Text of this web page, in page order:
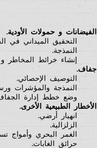
الفيضانات و حمولات الأودية.
التحقيق الميداني في
النمذجة.
إنشاء خرائط المخاطر
جفاف.
التوصيف الإحصائي.
النمذجة والمؤشرات
وضع خطط إدارة
الأخطار الطبيعية الأخرى.
انهيار أرضي.
الزلزالية.
الغمر البحري وأمواج
حرائق الغابات.